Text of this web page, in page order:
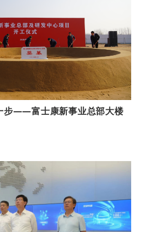
步——富士康新事业总部大楼